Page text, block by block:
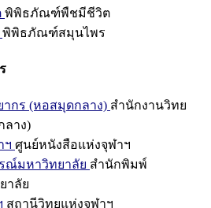
พิพิธภัณฑ์พืชมีชีวิต
พิพิธภัณฑ์สมุนไพร
กร (หอสมุดกลาง) สำนักงานวิทย
ลาง)
ฯ ศูนย์หนังสือแห่งจุฬาฯ
ณ์มหาวิทยาลัย สำนักพิมพ์
าลัย
สถานีวิทยุแห่งจุฬาฯ